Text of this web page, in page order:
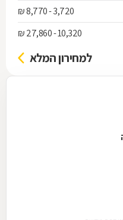
3,720 - 8,770 ₪
10,320 - 27,860 ₪
למחירון המלא